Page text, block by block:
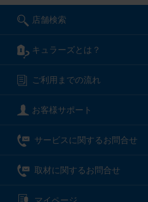
店舗検索
キュラーズとは？
ご利用までの流れ
お客様サポート
サービスに関するお問合せ
取材に関するお問合せ